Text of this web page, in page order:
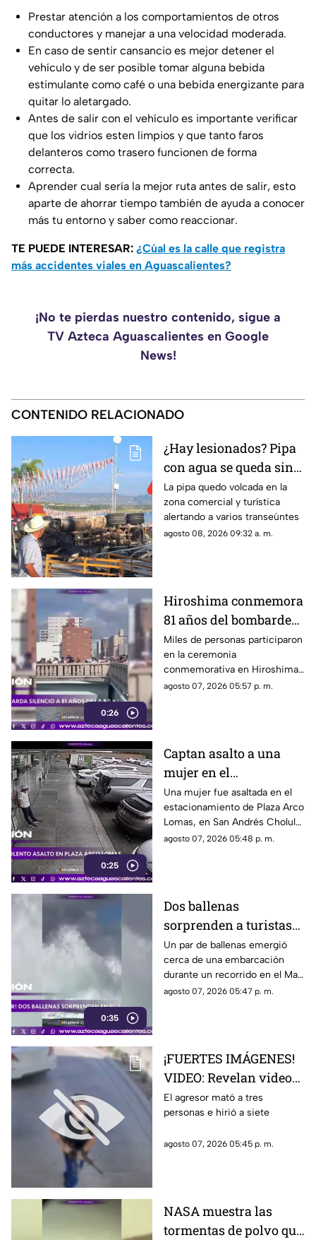
Prestar atención a los comportamientos de otros
conductores y manejar a una velocidad moderada.
En caso de sentir cansancio es mejor detener el
vehículo y de ser posible tomar alguna bebida
estimulante como café o una bebida energizante para
quitar lo aletargado.
Antes de salir con el vehículo es importante verificar
que los vidrios esten limpios y que tanto faros
delanteros como trasero funcionen de forma
correcta.
Aprender cual sería la mejor ruta antes de salir, esto
aparte de ahorrar tiempo también de ayuda a conocer
más tu entorno y saber como reaccionar.
TE PUEDE INTERESAR: ¿Cúal es la calle que registra
más accidentes viales en Aguascalientes?
¡No te pierdas nuestro contenido, sigue a
TV Azteca Aguascalientes en Google
News!
CONTENIDO RELACIONADO
¿Hay lesionados? Pipa
con agua se queda sin
frenos y termina en
volcadura en San José
de Gracia
La pipa quedo volcada en la
zona comercial y turística
alertando a varios transeúntes
agosto 08, 2026 09:32 a. m.
0:26
Hiroshima conmemora
81 años del bombardeo
atómico con un minuto
de silencio
Miles de personas participaron
en la ceremonia
conmemorativa en Hiroshima,
donde se recordó a las
agosto 07, 2026 05:57 p. m.
0:25
Captan asalto a una
mujer en el
estacionamiento de
Plaza Arco Lomas
Una mujer fue asaltada en el
estacionamiento de Plaza Arco
Lomas, en San Andrés Cholula.
El ataque quedó registrado por
agosto 07, 2026 05:48 p. m.
0:35
Dos ballenas
sorprenden a turistas
durante avistamiento
en el Mar de Cortés
Un par de ballenas emergió
cerca de una embarcación
durante un recorrido en el Mar
de Cortés. El avistamiento fue
agosto 07, 2026 05:47 p. m.
¡FUERTES IMÁGENES!
VIDEO: Revelan videos
de seguridad del tiroteo
realizado en famosa
hamburguesas en
El agresor mató a tres
personas e hirió a siete
agosto 07, 2026 05:45 p. m.
NASA muestra las
tormentas de polvo que